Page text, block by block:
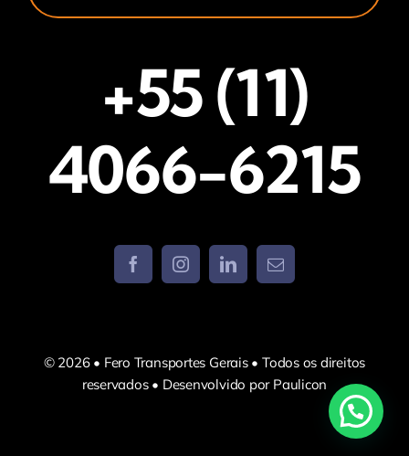
+55 (11)
4066-6215
© 2026 • Fero Transportes Gerais • Todos os direitos
reservados • Desenvolvido por Paulicon